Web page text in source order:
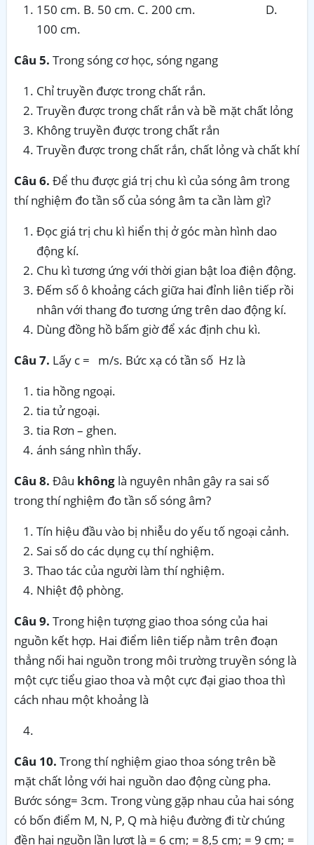
150 cm. B. 50 cm. C. 200 cm. D.
100 cm.
Câu 5. Trong sóng cơ học, sóng ngang
Chỉ truyền được trong chất rắn.
Truyền được trong chất rắn và bề mặt chất lỏng
Không truyền được trong chất rắn
Truyền được trong chất rắn, chất lỏng và chất khí
Câu 6. Để thu được giá trị chu kì của sóng âm trong
thí nghiệm đo tần số của sóng âm ta cần làm gì?
Đọc giá trị chu kì hiển thị ở góc màn hình dao
động kí.
Chu kì tương ứng với thời gian bật loa điện động.
Đếm số ô khoảng cách giữa hai đỉnh liên tiếp rồi
nhân với thang đo tương ứng trên dao động kí.
Dùng đồng hồ bấm giờ để xác định chu kì.
Câu 7. Lấy c = m/s. Bức xạ có tần số Hz là
tia hồng ngoại.
tia tử ngoại.
tia Rơn – ghen.
ánh sáng nhìn thấy.
Câu 8. Đâu không là nguyên nhân gây ra sai số
trong thí nghiệm đo tần số sóng âm?
Tín hiệu đầu vào bị nhiễu do yếu tố ngoại cảnh.
Sai số do các dụng cụ thí nghiệm.
Thao tác của người làm thí nghiệm.
Nhiệt độ phòng.
Câu 9. Trong hiện tượng giao thoa sóng của hai
nguồn kết hợp. Hai điểm liên tiếp nằm trên đoạn
thẳng nối hai nguồn trong môi trường truyền sóng là
một cực tiểu giao thoa và một cực đại giao thoa thì
cách nhau một khoảng là
Câu 10. Trong thí nghiệm giao thoa sóng trên bề
mặt chất lỏng với hai nguồn dao động cùng pha.
Bước sóng= 3cm. Trong vùng gặp nhau của hai sóng
có bốn điểm M, N, P, Q mà hiệu đường đi từ chúng
đền hai nguồn lần lượt là = 6 cm; = 8,5 cm; = 9 cm; =